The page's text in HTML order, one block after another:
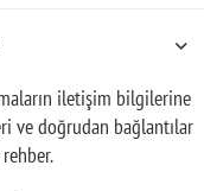
iletişim bilgilerine
ve doğrudan bağlantılar